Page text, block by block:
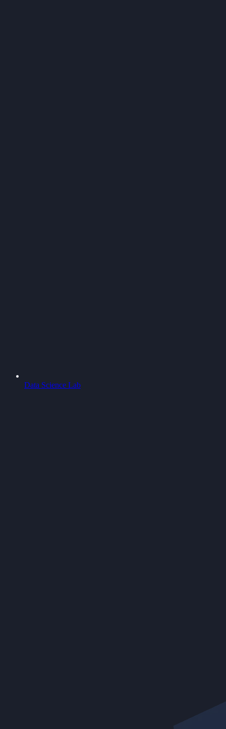
Data Science Lab